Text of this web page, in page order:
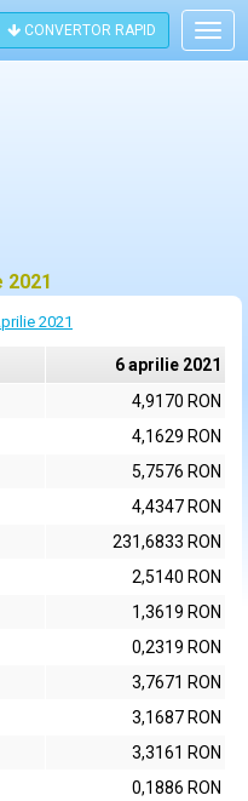
CONVERTOR RAPID
2021
6 aprilie 2021
4,9170 RON
4,1629 RON
5,7576 RON
4,4347 RON
231,6833 RON
2,5140 RON
1,3619 RON
0,2319 RON
3,7671 RON
3,1687 RON
3,3161 RON
0,1886 RON